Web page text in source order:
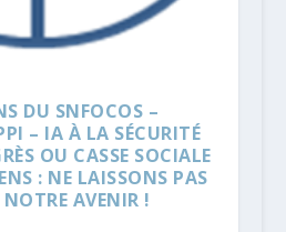
DU SNFOCOS –
– IA À LA SÉCURITÉ
OU CASSE SOCIALE
: NE LAISSONS PAS
NOTRE AVENIR !